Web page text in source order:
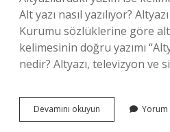
Alt yazı nasıl yazılıyor?
Kurumu sözlüklerine göre
kelimesinin doğru yazımı
nedir? Altyazı, televizyon ve
Devamını okuyun
Yazı
Yorum